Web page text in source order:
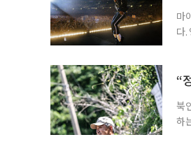
마
다.
만
“
북
하